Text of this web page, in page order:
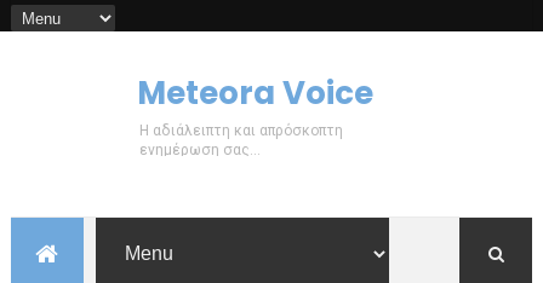
Meteora Voice
Η αδιάλειπτη και απρόσκοπτη
ενημέρωση σας...